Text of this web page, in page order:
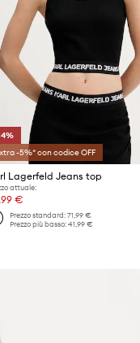
-5%* con codice OFF
Lagerfeld Jeans top
attuale:
€
Prezzo standard: 71,99 €
Prezzo più basso: 41,99 €